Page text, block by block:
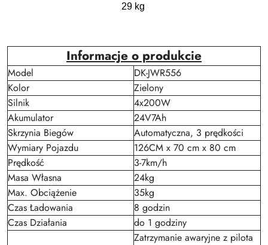
29 kg
Informacje o produkcie
Model
DK-JWR556
Kolor
Zielony
Silnik
4x200W
Akumulator
24V7Ah
Skrzynia Biegów
Automatyczna, 3 prędkości
Wymiary Pojazdu
126CM x 70 cm x 80 cm
Prędkość
3-7km/h
Masa Własna
24kg
Max. Obciążenie
35kg
Czas Ładowania
8 godzin
Czas Działania
do 1 godziny
Zatrzymanie awaryjne z pilota